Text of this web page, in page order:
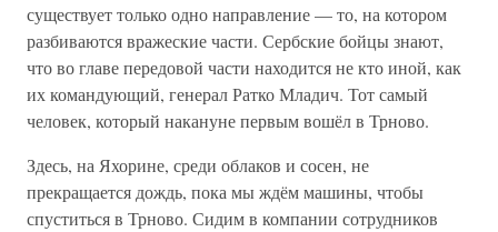
существует только одно направление — то, на котором
разбиваются вражеские части. Сербские бойцы знают,
что во главе передовой части находится не кто иной, как
их командующий, генерал Ратко Младич. Тот самый
человек, который накануне первым вошёл в Трново.
Здесь, на Яхорине, среди облаков и сосен, не
прекращается дождь, пока мы ждём машины, чтобы
спуститься в Трново. Сидим в компании сотрудников